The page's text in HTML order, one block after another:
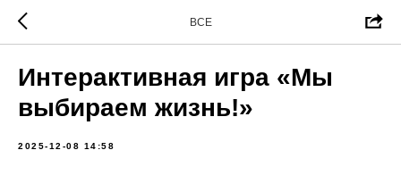
ВСЕ
Интерактивная игра «Мы
выбираем жизнь!»
2025-12-08 14:58